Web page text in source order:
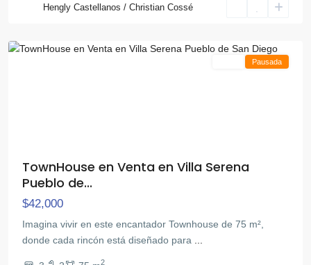
Hengly Castellanos / Christian Cossé
Pausada
TownHouse en Venta en Villa Serena
Pueblo de...
$42,000
Imagina vivir en este encantador Townhouse de 75 m²,
donde cada rincón está diseñado para
2
Pueblo